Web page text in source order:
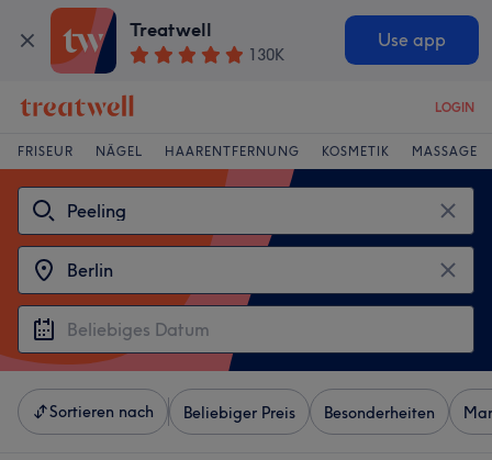
Treatwell
130K
Use app
LOGIN
FRISEUR NÄGEL HAARENTFERNUNG KOSMETIK MASSAGE
Sortieren nach Beliebiger Preis Besonderheiten